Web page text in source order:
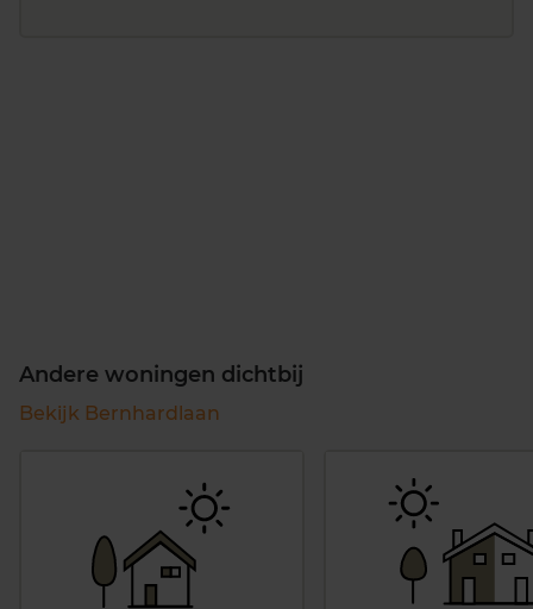
Andere woningen dichtbij
Bekijk Bernhardlaan